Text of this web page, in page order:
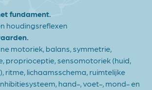
fundament.
houdingsreflexen
motoriek, balans, symmetrie,
proprioceptie, sensomotoriek (huid,
ritme, lichaamsschema, ruimtelijke
hand-, voet-, mond- en